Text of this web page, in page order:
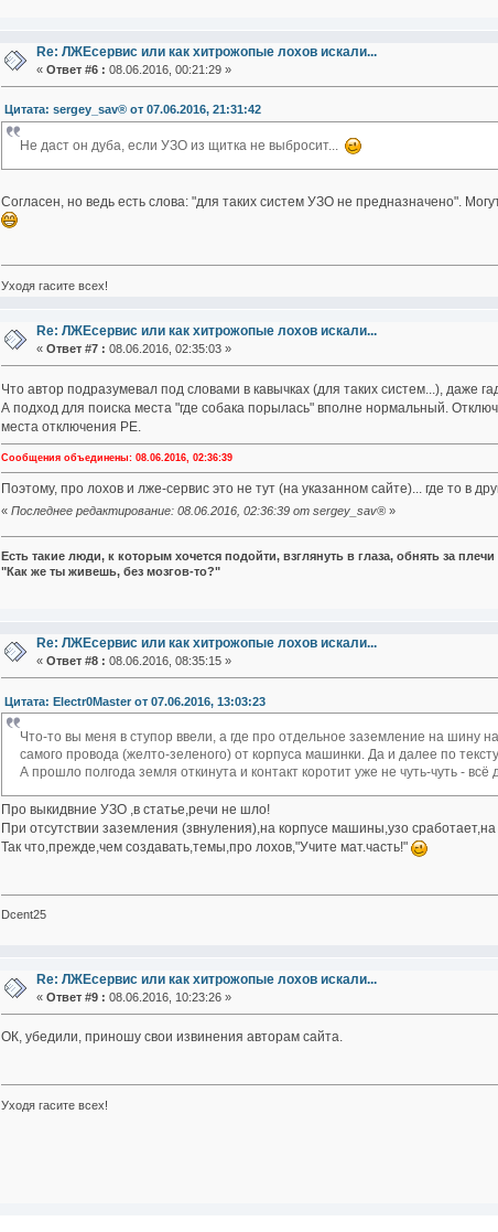
Re: ЛЖЕсервис или как хитрожопые лохов искали...
« Ответ #6 : 08.06.2016, 00:21:29 »
Цитата: sergey_sav® от 07.06.2016, 21:31:42
Не даст он дуба, если УЗО из щитка не выбросит...
Согласен, но ведь есть слова: "для таких систем УЗО не предназначено".
Уходя гасите всех!
Re: ЛЖЕсервис или как хитрожопые лохов искали...
« Ответ #7 : 08.06.2016, 02:35:03 »
Что автор подразумевал под словами в кавычках (для таких систем...), даже
А подход для поиска места "где собака порылась" вполне нормальный.
места отключения РЕ.
Сообщения объединены: 08.06.2016, 02:36:39
Поэтому, про лохов и лже-сервис это не тут (на указанном сайте)... где то в
« Последнее редактирование: 08.06.2016, 02:36:39 от sergey_sav®»
Есть такие люди, к которым хочется подойти, взглянуть в глаза, обнять за
"Как же ты живешь, без мозгов-то?"
Re: ЛЖЕсервис или как хитрожопые лохов искали...
« Ответ #8 : 08.06.2016, 08:35:15 »
Цитата: Electr0Master от 07.06.2016, 13:03:23
Что-то вы меня в ступор ввели, а где про отдельное заземление на шину
самого провода (желто-зеленого) от корпуса машинки. Да и далее по
А прошло полгода земля откинута и контакт коротит уже не чуть-чуть - всё
Про выкидвние УЗО ,в статье,речи не шло!
При отсутствии заземления (звнуления),на корпусе машины,узо сработает,на
Так что,прежде,чем создавать,темы,про лохов,"Учите мат.часть!"
Dcent25
Re: ЛЖЕсервис или как хитрожопые лохов искали...
« Ответ #9 : 08.06.2016, 10:23:26 »
ОК, убедили, приношу свои извинения авторам сайта.
Уходя гасите всех!